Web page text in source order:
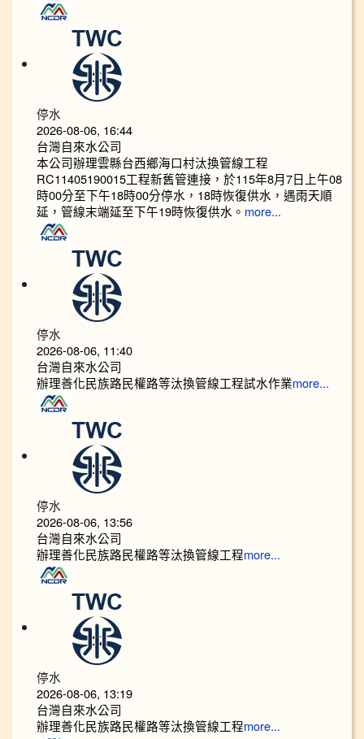
停水
2026-08-06, 16:44
台灣自來水公司
本公司辦理雲縣台西鄉海口村汰換管線工程
RC11405190015工程新舊管連接，於115年8月7日上午08
時00分至下午18時00分停水，18時恢復供水，遇雨天順
延，管線末端延至下午19時恢復供水。 more...
停水
2026-08-06, 11:40
台灣自來水公司
辦理善化民族路民權路等汰換管線工程試水作業more...
停水
2026-08-06, 13:56
台灣自來水公司
辦理善化民族路民權路等汰換管線工程more...
停水
2026-08-06, 13:19
台灣自來水公司
辦理善化民族路民權路等汰換管線工程more...